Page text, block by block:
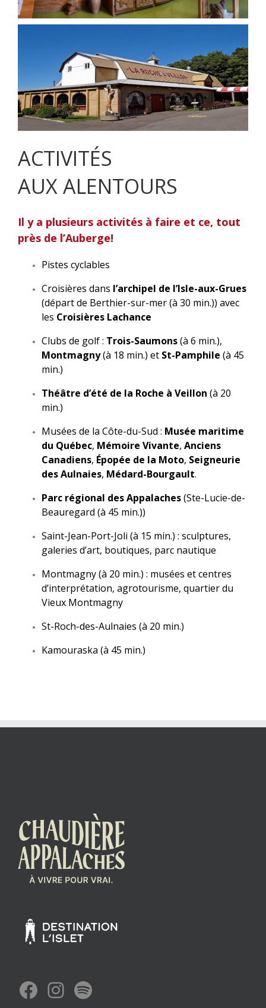
ACTIVITÉS
AUX ALENTOURS
Il y a plusieurs activités à faire et ce, tout
près de l’Auberge!
Pistes cyclables
Croisières dans l’archipel de l’Isle-aux-Grues
(départ de Berthier-sur-mer (à 30 min.)) avec
les Croisières Lachance
Clubs de golf : Trois-Saumons(à 6 min.),
Montmagny(à 18 min.) et St-Pamphile (à 45
min.)
Théâtre d’été de la Roche à Veillon (à 20
min.)
Musées de la Côte-du-Sud : Musée maritime
du Québec, Mémoire Vivante, Anciens
Canadiens, Épopée de la Moto, Seigneurie
des Aulnaies, Médard-Bourgault.
Parc régional des Appalaches(Ste-Lucie-de-
Beauregard (à 45 min.))
Saint-Jean-Port-Joli (à 15 min.) : sculptures,
galeries d’art, boutiques, parc nautique
Montmagny (à 20 min.) : musées et centres
d’interprétation, agrotourisme, quartier du
Vieux Montmagny
St-Roch-des-Aulnaies (à 20 min.)
Kamouraska (à 45 min.)
Facebook
Instagram